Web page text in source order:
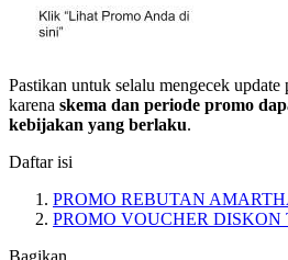
Pastikan untuk selalu mengecek update
karena skema dan periode promo
kebijakan yang berlaku.
Daftar isi
PROMO REBUTAN
PROMO VOUCHER
Bagikan